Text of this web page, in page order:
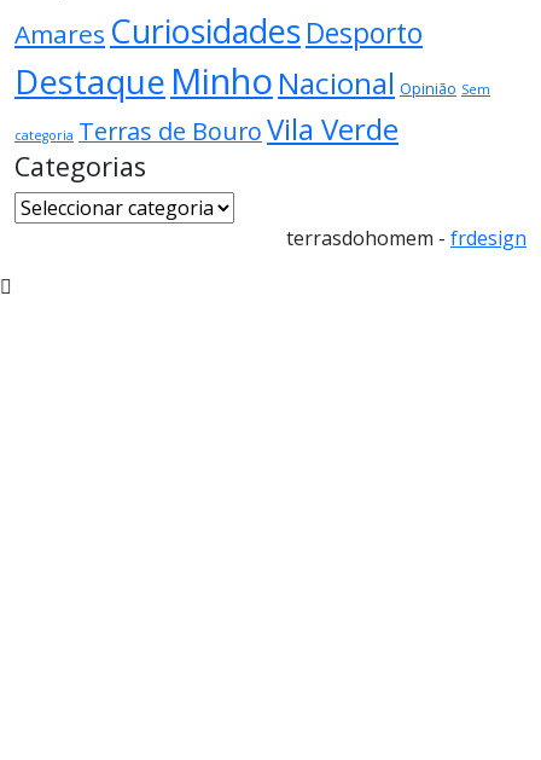
Amares CuriosidadesDesporto
Destaque Minho Nacional Opinião Sem
categoria Terras de BouroVila Verde
Categorias
Categorias
terrasdohomem - frdesign